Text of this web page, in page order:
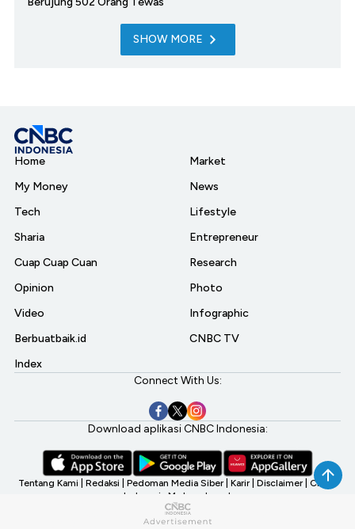
SHOW MORE
Home
My Money
Tech
Sharia
Cuap Cuap Cuan
Opinion
Video
Berbuatbaik.id
Index
Market
News
Lifestyle
Entrepreneur
Research
Photo
Infographic
CNBC TV
Connect With Us:
Download aplikasi CNBC Indonesia:
Tentang Kami Redaksi Pedoman Media Siber Karir Disclaimer CNBC
Indonesia My Investment
©2026 CNBC Indonesia, A Transmedia Company